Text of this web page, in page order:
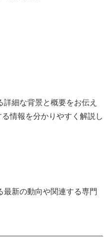
細な背景と概要をお伝え
情報を分かりやすく解説し
新の動向や関連する専門